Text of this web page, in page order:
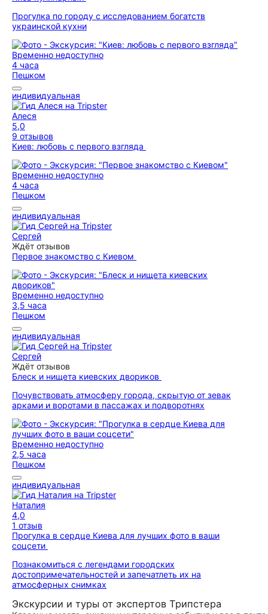
Прогулка по городу с исследованием богатств
украинской кухни
Временно недоступно
4 часа
Пешком
индивидуальная
Алеся
5,0
9 отзывов
Киев: любовь с первого взгляда
Временно недоступно
4 часа
Пешком
индивидуальная
Сергей
Ждёт отзывов
Первое знакомство с Киевом
Временно недоступно
3,5 часа
Пешком
индивидуальная
Сергей
Ждёт отзывов
Блеск и нищета киевских двориков
Почувствовать атмосферу города, скрытую от зевак
арками и воротами в пассажах и подворотнях
Временно недоступно
2,5 часа
Пешком
индивидуальная
Наталия
4,0
1 отзыв
Прогулка в сердце Киева для лучших фото в ваши
соцсети
Познакомиться с легендами городских
достопримечательностей и запечатлеть их на
атмосферных снимках
Экскурсии и туры от экспертов Трипстера